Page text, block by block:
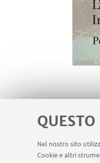
Nel nostro sito
Cookie e altri
LINK UTILI Area